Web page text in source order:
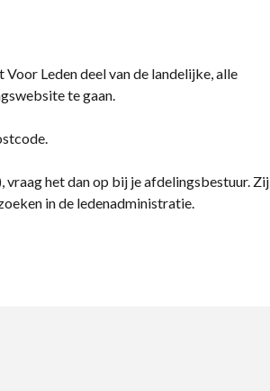
Leden deel van de landelijke, alle
te gaan.
vraag het dan op bij je afdelingsbestuur. Zij
in de ledenadministratie.